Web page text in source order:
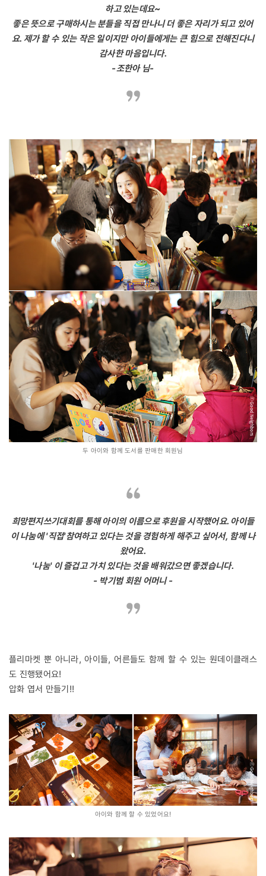
하고 있는데요~
좋은 뜻으로 구매하시는 분들을 직접 만나니 더 좋은 자리가 되고 있어
요. 제가 할 수 있는 작은 일이지만 아이들에게는 큰 힘으로 전해진다니
감사한 마음입니다.
-조한아 님-
두 아이와 함께 도서를 판매한 회원님
희망편지쓰기대회를 통해 아이의 이름으로 후원을 시작했어요. 아이들
이 나눔에 '직접'참여하고 있다는 것을 경험하게 해주고 싶어서, 함께 나
왔어요.
'나눔' 이 즐겁고 가치 있다는 것을 배워갔으면 좋겠습니다.
- 박기범 회원 어머니 -
플리마켓 뿐 아니라, 아이들, 어른들도 함께 할 수 있는 원데이클래스
도 진행됐어요!
압화 엽서 만들기!!
아이와 함께 할 수 있었어요!